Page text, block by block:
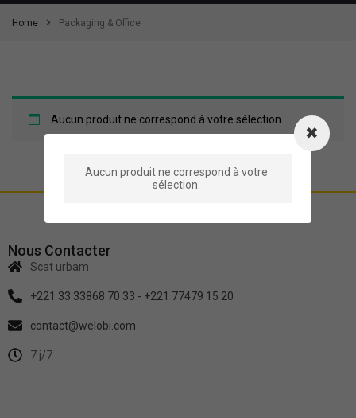
Home Packaging & Office
Aucun produit ne correspond à votre sélection.
Nous Contacter
Scat urbam
+221 33 33868 70 33 - +221 77479 15 20
contact@welobi.com
7 j/7
Aucun produit ne correspond à votre
sélection.